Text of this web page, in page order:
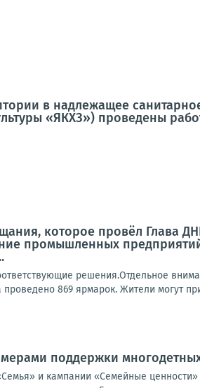
в надлежащее
«ЯКХЗ») проведены
которое провёл Глава
промышленных
решения.Отдельное
проведено 869 ярмарок. Жители могут
поддержки
и кампании «Семейные